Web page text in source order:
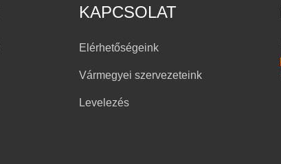
KAPCSOLAT
Elérhetőségeink
Vármegyei szervezeteink
Levelezés